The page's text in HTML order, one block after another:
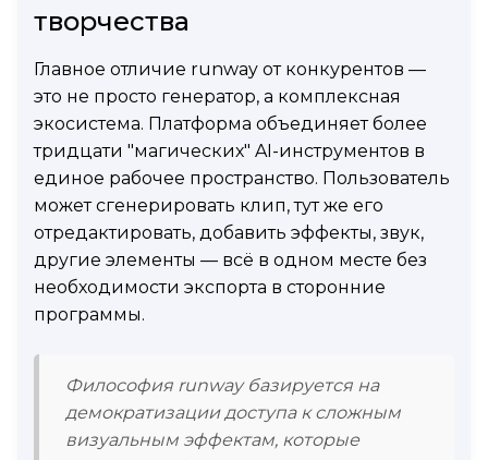
творчества
Главное отличие runway от конкурентов —
это не просто генератор, а комплексная
экосистема. Платформа объединяет более
тридцати "магических" AI-инструментов в
единое рабочее пространство. Пользователь
может сгенерировать клип, тут же его
отредактировать, добавить эффекты, звук,
другие элементы — всё в одном месте без
необходимости экспорта в сторонние
программы.
Философия runway базируется на
демократизации доступа к сложным
визуальным эффектам, которые